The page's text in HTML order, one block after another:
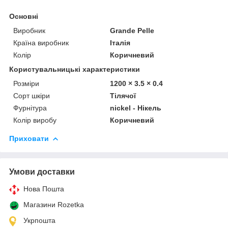
Основні
Виробник
Grande Pelle
Країна виробник
Італія
Колір
Коричневий
Користувальницькі характеристики
Розміри
1200 × 3.5 × 0.4
Сорт шкіри
Тілячої
Фурнітура
nickel - Нікель
Колір виробу
Коричневий
Приховати
Умови доставки
Нова Пошта
Магазини Rozetka
Укрпошта